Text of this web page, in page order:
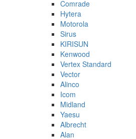
Comrade
Hytera
Motorola
Sirus
KIRISUN
Kenwood
Vertex Standard
Vector
Alinco
Icom
Midland
Yaesu
Albrecht
Alan